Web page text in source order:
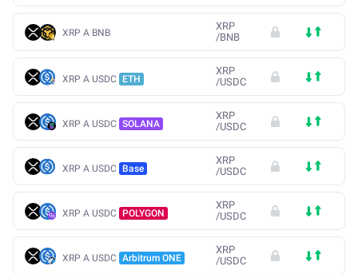
XRP A BNB
XRP
/BNB
XRP A USDC ETH
XRP
/USDC
XRP A USDC SOLANA
XRP
/USDC
XRP A USDC Base
XRP
/USDC
XRP A USDC POLYGON
XRP
/USDC
XRP A USDC Arbitrum ONE
XRP
/USDC